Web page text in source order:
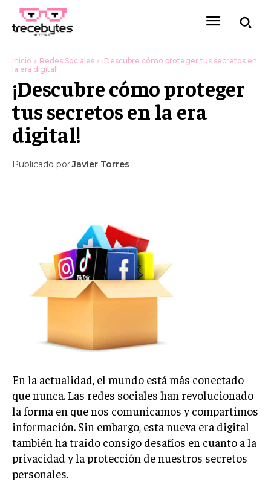
Inicio Redes Sociales
¡Descubre cómo proteger tus secretos en
la era digital!
¡Descubre cómo proteger
tus secretos en la era
digital!
Publicado porJavier Torres
En la actualidad, el mundo está más conectado
que nunca. Las redes sociales han revolucionado
la forma en que nos comunicamos y compartimos
información. Sin embargo, esta nueva era digital
también ha traído consigo desafíos en cuanto a la
privacidad y la protección de nuestros secretos
personales.